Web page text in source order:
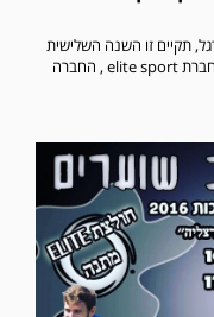
מספר 1 לשחקני כדורגל, תקיים זו השנה השלישית
ברציפות את אליפות השוערים של ישראל בחסות חברת elite sport , החברה